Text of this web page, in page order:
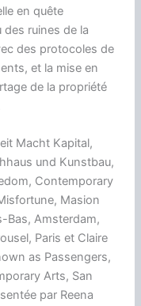
en quête
des ruines de la
des protocoles de
et la mise en
de la propriété
Macht Kapital,
und Kunstbau,
Contemporary
Masion
Bas, Amsterdam,
Paris et Claire
as Passengers,
Arts, San
par Reena